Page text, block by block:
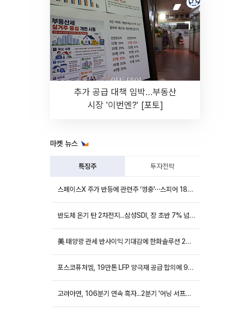
추가 공급 대책 임박…부동산
시장 '이번엔?' [포토]
마켓 뉴스
특징주 투자전략
스페이스X 주가 반등에 관련주 ‘껑충’⋯스피어 18%ㆍ에이치브이엠 12%↑
반도체 온기 탄 2차전지...삼성SDI, 장 초반 7% 넘게 껑충
美 태양광 관세 반사이익 기대감에 한화솔루션 20%대·OCI홀딩스 14%대 급등
포스코퓨처엠, 19만톤 LFP 양극재 공급 합의에 9%대 강세
고려아연, 106분기 연속 흑자...2분기 '어닝 서프라이즈'에 장 초반 12%대 강세